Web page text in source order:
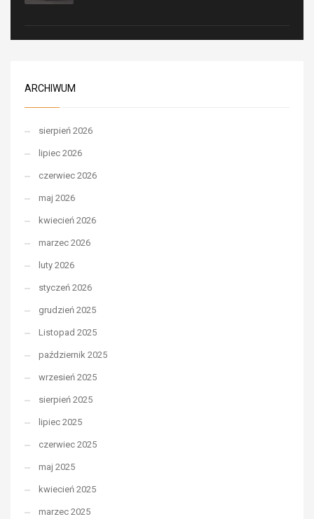
ARCHIWUM
sierpień 2026
lipiec 2026
czerwiec 2026
maj 2026
kwiecień 2026
marzec 2026
luty 2026
styczeń 2026
grudzień 2025
Listopad 2025
październik 2025
wrzesień 2025
sierpień 2025
lipiec 2025
czerwiec 2025
maj 2025
kwiecień 2025
marzec 2025